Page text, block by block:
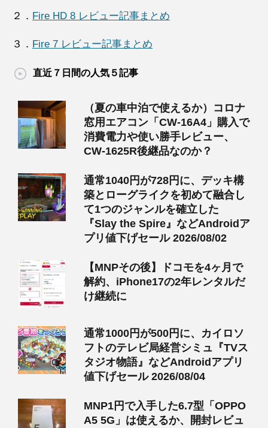
２． Fire HD 8 レビュー記事まとめ
３． Fire 7 レビュー記事まとめ
直近７日間の人気５記事
（夏の車中泊で使えるか）コロナ
窓用エアコン「CW-16A4」購入で
消費電力や使い勝手レビュー、
CW-1625R後継品なのか？
通常1040円が728円に、デッキ構
築とローグライクを初めて融合し
て1つのジャンルを確立した
『Slay the Spire』などAndroidア
プリ値下げセール 2026/08/02
【MNPその後】ドコモを4ヶ月で
解約、iPhone17の2年レンタルだ
け継続に
通常1000円が500円に、カイロソ
フトのテレビ局経営シミュ『TVス
タジオ物語』などAndroidアプリ
値下げセール 2026/08/04
MNP1円で入手した6.7型「OPPO
A5 5G」は使えるか、開封レビュ